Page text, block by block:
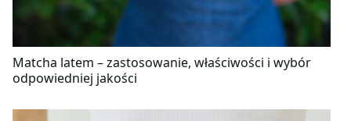
Matcha latem – zastosowanie, właściwości i wybór
odpowiedniej jakości